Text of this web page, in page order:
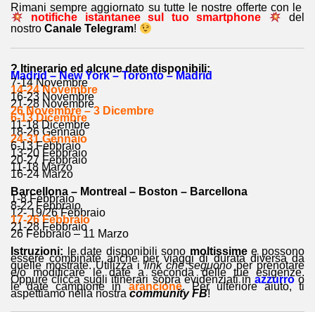
Rimani sempre aggiornato su tutte le nostre offerte con le
notifiche istantanee sul tuo smartphone
del
nostro Canale Telegram!
? Itinerario ed alcune date disponibili:
Madrid – New York – Toronto – Madrid
7-14 Novembre
14-24 Novembre
16-23 Novembre
21-28 Novembre
26 Novembre – 3 Dicembre
6-13 Dicembre
11-18 Dicembre
18-26 Gennaio
24-31 Gennaio
6-13 Febbraio
13-20 Febbraio
20-27 Febbraio
11-18 Marzo
16-24 Marzo
Barcellona – Montreal – Boston – Barcellona
1-8 Febbraio
8-22 Febbraio
12- 19/26 Febbraio
17-26 Febbraio
21-28 Febbraio
26 Febbraio – 11 Marzo
Istruzioni: le date disponibili sono moltissimee possono
essere combinate anche per viaggi di durata diversa da
quelle mostrate. Utilizza ilink che seguonoper prenotare
e/o modificare le date a seconda delle tue esigenze.
Oppure clicca sugli itinerari sopra evidenziati in azzurroo
le date campione inarancione. Per ulteriore aiuto, ti
aspettiamo nella nostracommunity FB!